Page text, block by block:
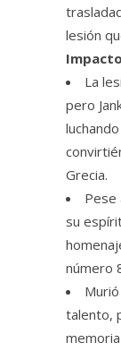
lesión
La
pero
Grecia.
Pese
su
número
talento,